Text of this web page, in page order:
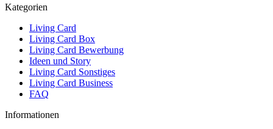
Kategorien
Living Card
Living Card Box
Living Card Bewerbung
Ideen und Story
Living Card Sonstiges
Living Card Business
FAQ
Informationen